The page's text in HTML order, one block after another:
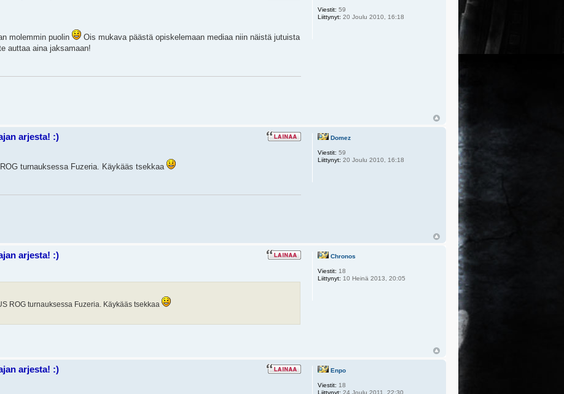
molemmin puolin
Ois mukava päästä opiskelemaan mediaa niin näistä jutuista
auttaa aina jaksamaan!
Viestit: 59
Liittynyt: 20 Joulu 2010, 16:18
arjesta! :)
turnauksessa Fuzeria. Käykääs tsekkaa
Domez
Viestit: 59
Liittynyt: 20 Joulu 2010, 16:18
arjesta! :)
ROG turnauksessa Fuzeria. Käykääs tsekkaa
Chronos
Viestit: 18
Liittynyt: 10 Heinä 2013, 20:05
arjesta! :) Enpo
Viestit: 18
Liittynyt: 24 Joulu 2011, 22:30